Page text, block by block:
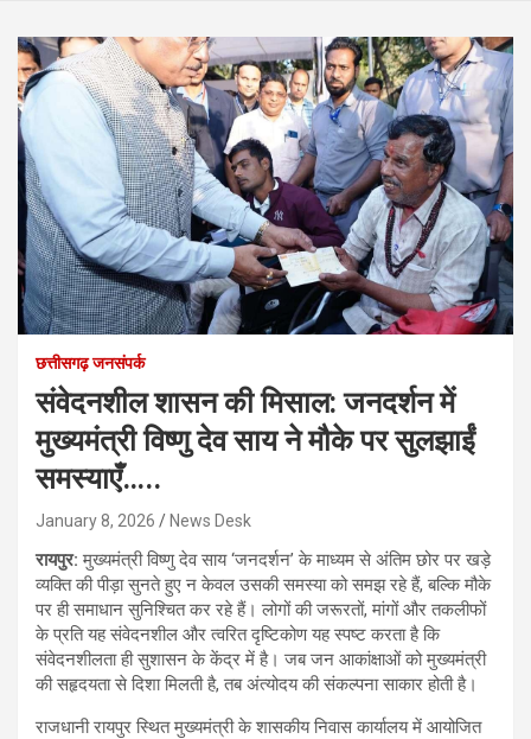
छत्तीसगढ़ जनसंपर्क
संवेदनशील शासन की मिसाल: जनदर्शन में
मुख्यमंत्री विष्णु देव साय ने मौके पर सुलझाईं
समस्याएँ…..
January 8, 2026 News Desk
रायपुर:मुख्यमंत्री विष्णु देव साय ‘जनदर्शन’ के माध्यम से अंतिम छोर पर खड़े
व्यक्ति की पीड़ा सुनते हुए न केवल उसकी समस्या को समझ रहे हैं, बल्कि मौके
पर ही समाधान सुनिश्चित कर रहे हैं। लोगों की जरूरतों, मांगों और तकलीफों
के प्रति यह संवेदनशील और त्वरित दृष्टिकोण यह स्पष्ट करता है कि
संवेदनशीलता ही सुशासन के केंद्र में है। जब जन आकांक्षाओं को मुख्यमंत्री
की सहृदयता से दिशा मिलती है, तब अंत्योदय की संकल्पना साकार होती है।
राजधानी रायपुर स्थित मुख्यमंत्री के शासकीय निवास कार्यालय में आयोजित